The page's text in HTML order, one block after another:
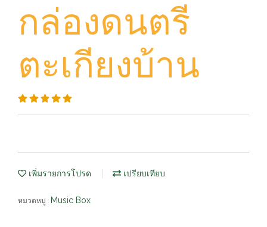
กล่องดนตรี
ตะเกียงบ้าน
เพิ่มรายการโปรด เปรียบเทียบ
หมวดหมู่ : Music Box